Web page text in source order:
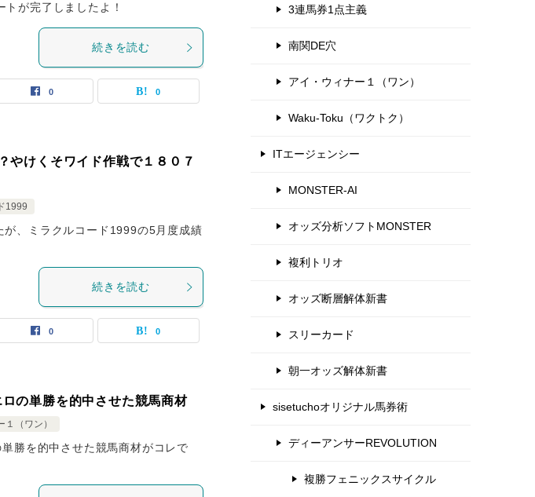
が完了しましたよ！
続きを読む
0 0
やけくそワイド作戦で１８０７
1999
、ミラクルコード1999の5月度成績
続きを読む
0 0
の単勝を的中させた競馬商材
１（ワン）
勝を的中させた競馬商材がコレで
3連馬券1点主義
南関DE穴
アイ・ウィナー１（ワン）
Waku-Toku（ワクトク）
ITエージェンシー
MONSTER-AI
オッズ分析ソフトMONSTER
複利トリオ
オッズ断層解体新書
スリーカード
朝一オッズ解体新書
sisetuchoオリジナル馬券術
ディーアンサーREVOLUTION
複勝フェニックスサイクル